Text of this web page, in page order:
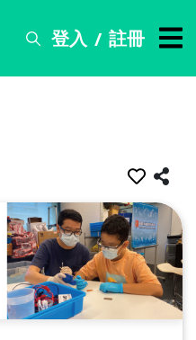
登入 / 註冊